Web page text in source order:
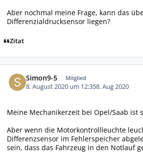
Aber nochmal meine Frage, kann das
Differenzialdrucksensor liegen?
Zitat
Simon9-5 Mitglied
8. August 2020 um 12:358. Aug 2020
Meine Mechanikerzeit bei Opel/Saab ist
Aber wenn die Motorkontrollleuchte
Differenzsensor im Fehlerspeicher
sein, dass das Fahrzeug in den Notlauf